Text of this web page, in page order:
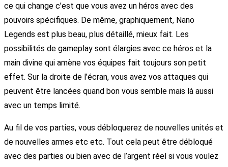
ce qui change c’est que vous avez un héros avec des
pouvoirs spécifiques. De même, graphiquement, Nano
Legends est plus beau, plus détaillé, mieux fait. Les
possibilités de gameplay sont élargies avec ce héros et la
main divine qui amène vos équipes fait toujours son petit
effet. Sur la droite de l’écran, vous avez vos attaques qui
peuvent être lancées quand bon vous semble mais là aussi
avec un temps limité.
Au fil de vos parties, vous débloquerez de nouvelles unités et
de nouvelles armes etc etc. Tout cela peut être débloqué
avec des parties ou bien avec de l’argent réel si vous voulez